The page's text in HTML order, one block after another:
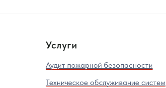
Услуги
Аудит пожарной безопасности
Техническое обслуживание систем